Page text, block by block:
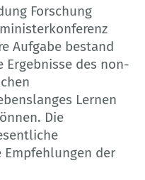
Forschung
Aufgabe bestand
des non-
Lernen
Die
der